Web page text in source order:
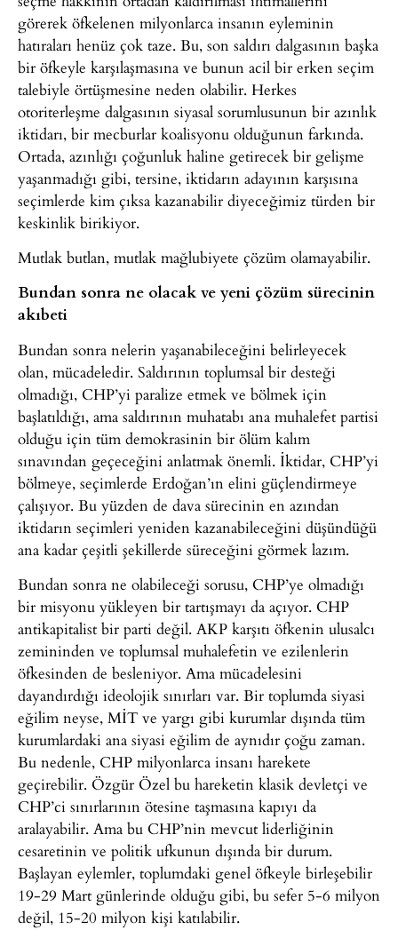
görerek öfkelenen milyonlarca insanın eyleminin
hatıraları henüz çok taze. Bu, son saldırı dalgasının başka
bir öfkeyle karşılaşmasına ve bunun acil bir erken seçim
talebiyle örtüşmesine neden olabilir. Herkes
otoriterleşme dalgasının siyasal sorumlusunun bir azınlık
iktidarı, bir mecburlar koalisyonu olduğunun farkında.
Ortada, azınlığı çoğunluk haline getirecek bir gelişme
yaşanmadığı gibi, tersine, iktidarın adayının karşısına
seçimlerde kim çıksa kazanabilir diyeceğimiz türden bir
keskinlik birikiyor.
Mutlak butlan, mutlak mağlubiyete çözüm olamayabilir.
Bundan sonra ne olacak ve yeni çözüm sürecinin
akıbeti
Bundan sonra nelerin yaşanabileceğini belirleyecek
olan, mücadeledir. Saldırının toplumsal bir desteği
olmadığı, CHP’yi paralize etmek ve bölmek için
başlatıldığı, ama saldırının muhatabı ana muhalefet partisi
olduğu için tüm demokrasinin bir ölüm kalım
sınavından geçeceğini anlatmak önemli. İktidar, CHP’yi
bölmeye, seçimlerde Erdoğan’ın elini güçlendirmeye
çalışıyor. Bu yüzden de dava sürecinin en azından
iktidarın seçimleri yeniden kazanabileceğini düşündüğü
ana kadar çeşitli şekillerde süreceğini görmek lazım.
Bundan sonra ne olabileceği sorusu, CHP’ye olmadığı
bir misyonu yükleyen bir tartışmayı da açıyor. CHP
antikapitalist bir parti değil. AKP karşıtı öfkenin ulusalcı
zemininden ve toplumsal muhalefetin ve ezilenlerin
öfkesinden de besleniyor. Ama mücadelesini
dayandırdığı ideolojik sınırları var. Bir toplumda siyasi
eğilim neyse, MİT ve yargı gibi kurumlar dışında tüm
kurumlardaki ana siyasi eğilim de aynıdır çoğu zaman.
Bu nedenle, CHP milyonlarca insanı harekete
geçirebilir. Özgür Özel bu hareketin klasik devletçi ve
CHP’ci sınırlarının ötesine taşmasına kapıyı da
aralayabilir. Ama bu CHP’nin mevcut liderliğinin
cesaretinin ve politik ufkunun dışında bir durum.
Başlayan eylemler, toplumdaki genel öfkeyle birleşebilir
19-29 Mart günlerinde olduğu gibi, bu sefer 5-6 milyon
değil, 15-20 milyon kişi katılabilir.